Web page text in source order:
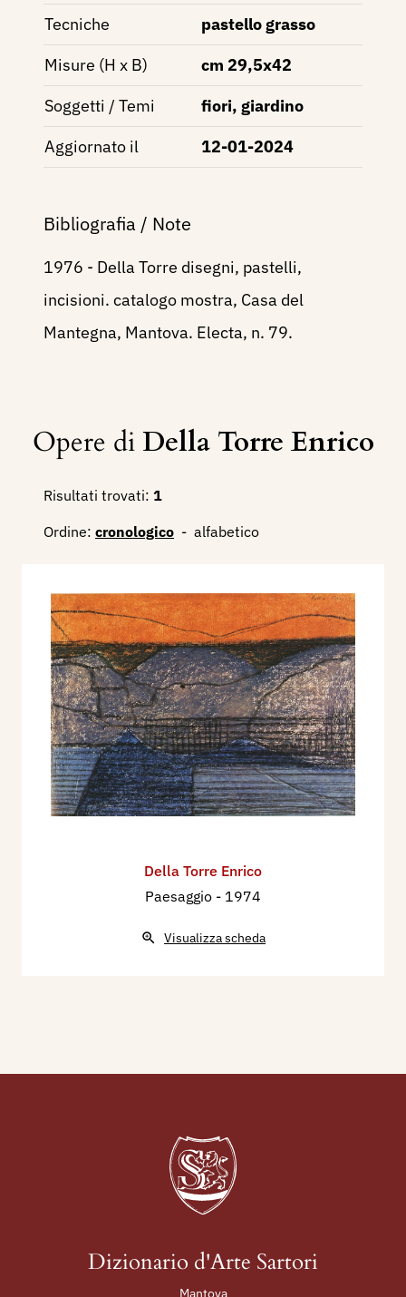
Tecniche
pastello grasso
Misure (H x B)
cm 29,5x42
Soggetti / Temi
fiori, giardino
Aggiornato il
12-01-2024
Bibliografia / Note
1976 - Della Torre disegni, pastelli,
incisioni. catalogo mostra, Casa del
Mantegna, Mantova. Electa, n. 79.
Opere diDella Torre Enrico
Risultati trovati: 1
Ordine: cronologico - alfabetico
Della Torre Enrico
Paesaggio - 1974
Visualizza scheda
Dizionario d'Arte Sartori
Mantova